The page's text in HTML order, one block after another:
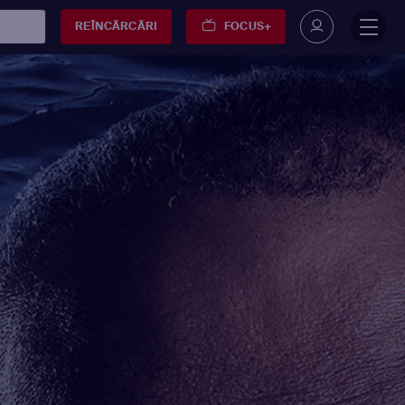
REÎNCĂRCĂRI FOCUS+